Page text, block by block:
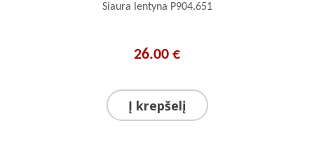
Siaura lentyna P904.651
26.00 €
Į krepšelį